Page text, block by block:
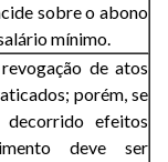
sobre o abono
mínimo.
de atos
porém, se
efeitos
deve ser